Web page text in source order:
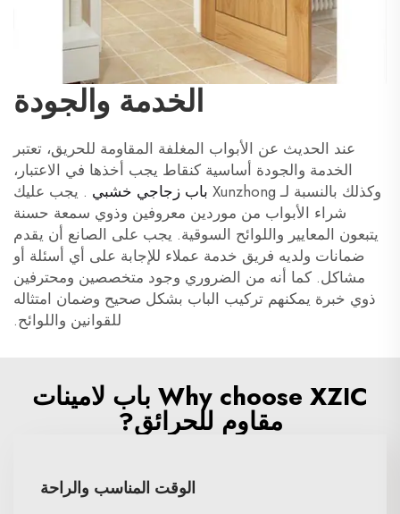
الخدمة والجودة
عند الحديث عن الأبواب المغلفة المقاومة للحريق، تعتبر
الخدمة والجودة أساسية كنقاط يجب أخذها في الاعتبار،
وكذلك بالنسبة لـ Xunzhong
باب زجاجي خشبي . يجب عليك
شراء الأبواب من موردين معروفين وذوي سمعة حسنة
يتبعون المعايير واللوائح السوقية. يجب على الصانع أن يقدم
ضمانات ولديه فريق خدمة عملاء للإجابة على أي أسئلة أو
مشاكل. كما أنه من الضروري وجود متخصصين ومحترفين
ذوي خبرة يمكنهم تركيب الباب بشكل صحيح وضمان امتثاله
للقوانين واللوائح.
Why choose XZIC باب لامينات
مقاوم للحرائق?
الوقت المناسب والراحة